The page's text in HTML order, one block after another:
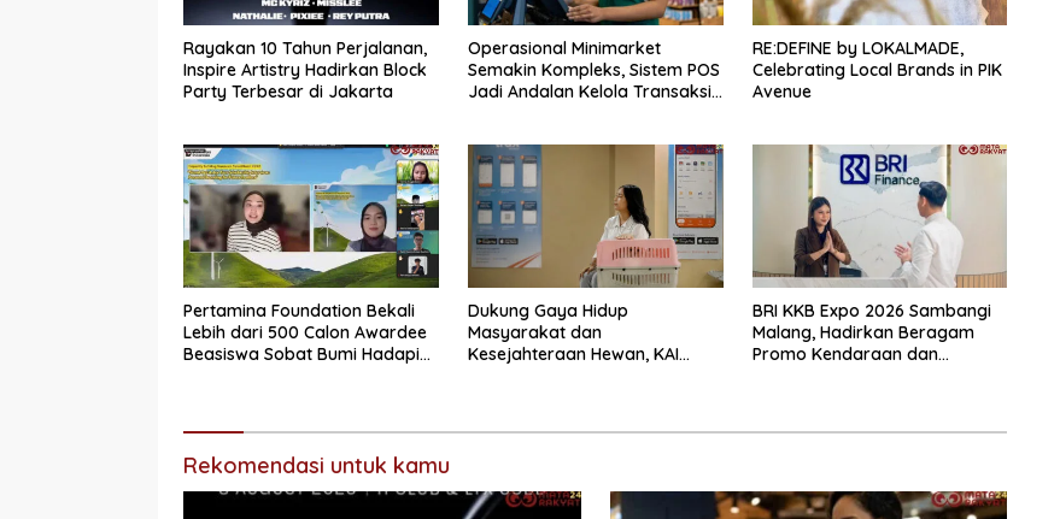
Rayakan 10 Tahun Perjalanan,
Inspire Artistry Hadirkan Block
Party Terbesar di Jakarta
Operasional Minimarket
Semakin Kompleks, Sistem POS
Jadi Andalan Kelola Transaksi
RE:DEFINE by LOKALMADE,
Celebrating Local Brands in PIK
Avenue
Pertamina Foundation Bekali
Lebih dari 500 Calon Awardee
Beasiswa Sobat Bumi Hadapi
Dukung Gaya Hidup
Masyarakat dan
Kesejahteraan Hewan, KAI
BRI KKB Expo 2026 Sambangi
Malang, Hadirkan Beragam
Promo Kendaraan dan
Rekomendasi untuk kamu